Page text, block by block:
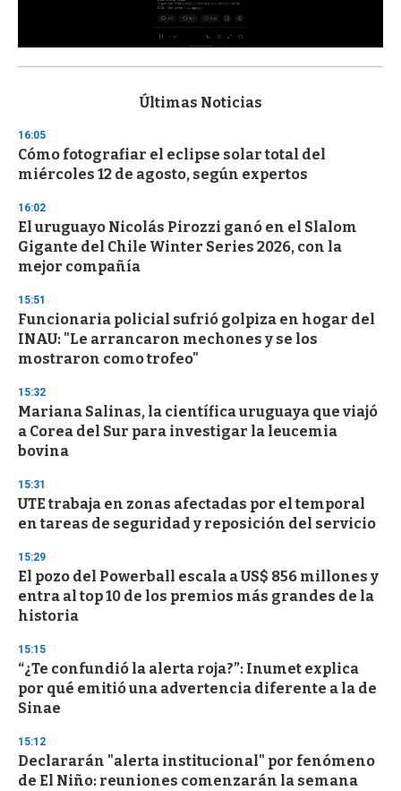
s
d
s
o
f
3
s
e
c
o
d
s
Últimas Noticias
16:05
Cómo fotografiar el eclipse solar total del
miércoles 12 de agosto, según expertos
16:02
El uruguayo Nicolás Pirozzi ganó en el Slalom
Gigante del Chile Winter Series 2026, con la
mejor compañía
15:51
Funcionaria policial sufrió golpiza en hogar del
INAU: "Le arrancaron mechones y se los
mostraron como trofeo"
15:32
Mariana Salinas, la científica uruguaya que viajó
a Corea del Sur para investigar la leucemia
bovina
15:31
UTE trabaja en zonas afectadas por el temporal
en tareas de seguridad y reposición del servicio
15:29
El pozo del Powerball escala a US$ 856 millones y
entra al top 10 de los premios más grandes de la
historia
15:15
“¿Te confundió la alerta roja?”: Inumet explica
por qué emitió una advertencia diferente a la de
Sinae
15:12
Declararán "alerta institucional" por fenómeno
de El Niño: reuniones comenzarán la semana